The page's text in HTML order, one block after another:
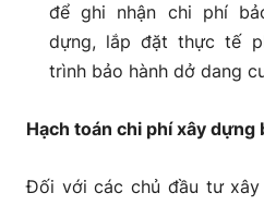
để ghi nhận chi phí
dựng, lắp đặt thực tế
trình bảo hành dở dang
Hạch toán chi phí xây dựng
Đối với các chủ đầu tư